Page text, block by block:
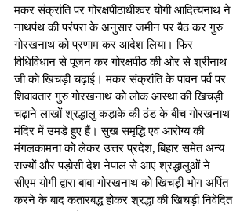
मकर संक्रांति पर गोरक्षपीठाधीश्वर योगी आदित्यनाथ ने
नाथपंथ की परंपरा के अनुसार जमीन पर बैठ कर गुरु
गोरखनाथ को प्रणाम कर आदेश लिया। फिर
विधिविधान से पूजन कर गोरक्षपीठ की ओर से श्रीनाथ
जी को खिचड़ी चढ़ाई। मकर संक्रांति के पावन पर्व पर
शिवावतार गुरु गोरखनाथ को लोक आस्था की खिचड़ी
चढ़ाने लाखों श्रद्धालु कड़ाके की ठंड के बीच गोरखनाथ
मंदिर में उमड़े हुए हैं। सुख समृद्धि एवं आरोग्य की
मंगलकामना को लेकर उत्तर प्रदेश, बिहार समेत अन्य
राज्यों और पड़ोसी देश नेपाल से आए श्रद्धालुओं ने
सीएम योगी द्वारा बाबा गोरखनाथ को खिचड़ी भोग अर्पित
करने के बाद कतारबद्ध होकर श्रद्धा की खिचड़ी निवेदित